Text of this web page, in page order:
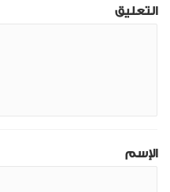
التعليق
الإسم